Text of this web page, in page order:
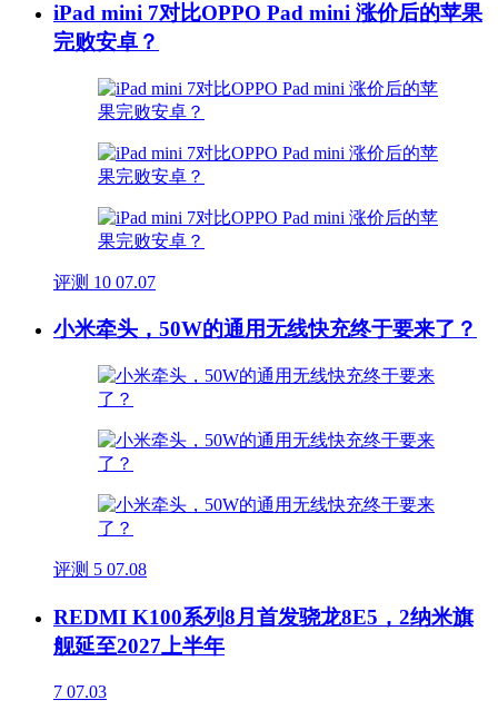
iPad mini 7对比OPPO Pad mini 涨价后的苹果
完败安卓？
评测 10 07.07
小米牵头，50W的通用无线快充终于要来了？
评测 5 07.08
REDMI K100系列8月首发骁龙8E5，2纳米旗
舰延至2027上半年
7 07.03